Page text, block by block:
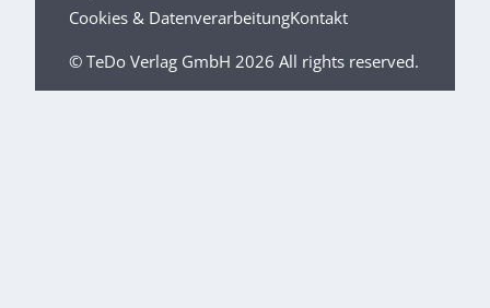
Cookies & DatenverarbeitungKontakt
© TeDo Verlag GmbH 2026 All rights reserved.